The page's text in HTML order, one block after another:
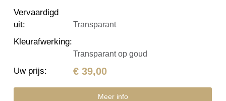
Vervaardigd
uit: Transparant
Kleurafwerking:
Transparant op goud
Uw prijs: € 39,00
Meer info